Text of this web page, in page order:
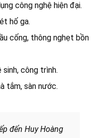
công nghệ hiện đại.
hố ga.
cống, thông nghẹt bồn
công trình.
tắm, sàn nước.
đến Huy Hoàng